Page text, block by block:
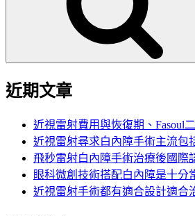
近期文章
近視雷射費用與恢復期、Fasoul
近視雷射尋求白內障手術主流包
飛秒雷射白內障手術治療後國際
眼科微創技術搭配白內障是十分
近視雷射手術都有適合設計適合